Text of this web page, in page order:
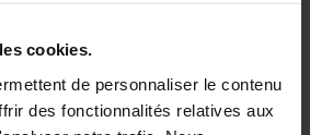
cookies.
de personnaliser le contenu
des fonctionnalités relatives aux